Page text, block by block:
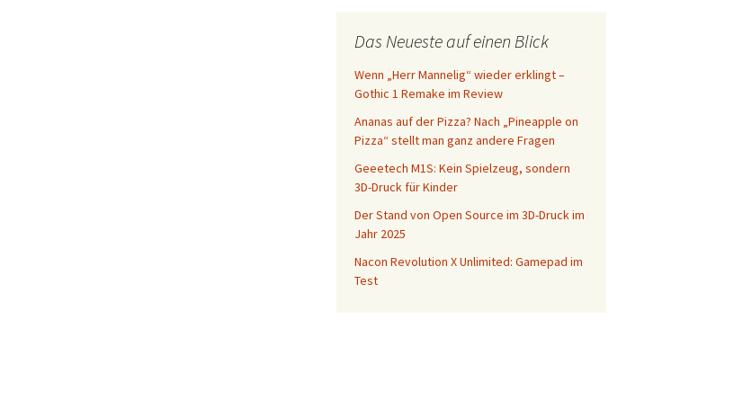
Das Neueste auf einen Blick
Wenn „Herr Mannelig“ wieder erklingt –
Gothic 1 Remake im Review
Ananas auf der Pizza? Nach „Pineapple on
Pizza“ stellt man ganz andere Fragen
Geeetech M1S: Kein Spielzeug, sondern
3D-Druck für Kinder
Der Stand von Open Source im 3D-Druck im
Jahr 2025
Nacon Revolution X Unlimited: Gamepad im
Test